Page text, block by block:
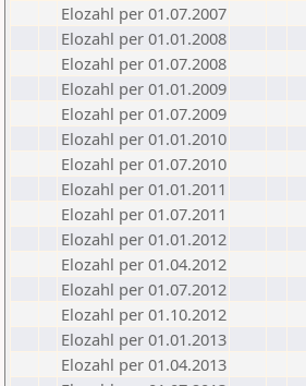
Elozahl per 01.07.2007
Elozahl per 01.01.2008
Elozahl per 01.07.2008
Elozahl per 01.01.2009
Elozahl per 01.07.2009
Elozahl per 01.01.2010
Elozahl per 01.07.2010
Elozahl per 01.01.2011
Elozahl per 01.07.2011
Elozahl per 01.01.2012
Elozahl per 01.04.2012
Elozahl per 01.07.2012
Elozahl per 01.10.2012
Elozahl per 01.01.2013
Elozahl per 01.04.2013